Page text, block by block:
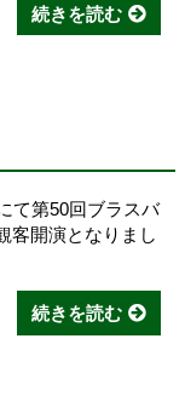
続きを読む
て第50回ブラスバ
客開演となりまし
景です。
続きを読む